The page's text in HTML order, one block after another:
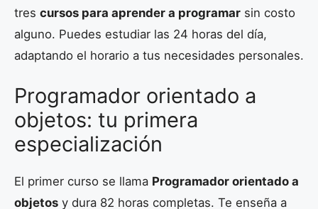
tres cursos para aprender a programar sin costo
alguno. Puedes estudiar las 24 horas del día,
adaptando el horario a tus necesidades personales.
Programador orientado a
objetos: tu primera
especialización
El primer curso se llama Programador orientado a
objetos y dura 82 horas completas. Te enseña a